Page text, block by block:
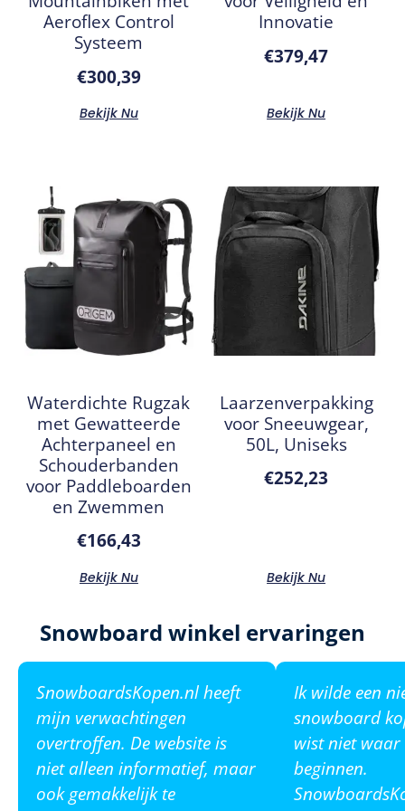
Aeroflex Control
Systeem
€300,39
Bekijk Nu
Innovatie
€379,47
Bekijk Nu
Waterdichte Rugzak
met Gewatteerde
Achterpaneel en
Schouderbanden
voor Paddleboarden
en Zwemmen
€166,43
Bekijk Nu
Laarzenverpakking
voor Sneeuwgear,
50L, Uniseks
€252,23
Bekijk Nu
Snowboard winkel ervaringen
SnowboardsKopen.nl heeft
mijn verwachtingen
overtroffen. De website is
niet alleen informatief, maar
ook gemakkelijk te
Ik wilde een
snowboard
wist niet waar
beginnen.